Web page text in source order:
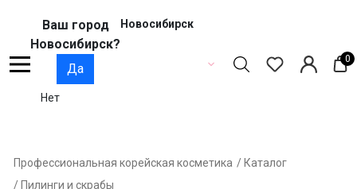
Ваш город
Новосибирск?
Да
Нет
Новосибирск
0
Профессиональная корейская косметика / Каталог
/ Пилинги и скрабы